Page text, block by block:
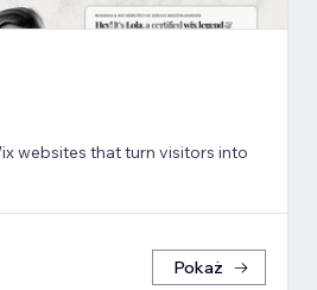
websites that turn visitors into
Pokaż